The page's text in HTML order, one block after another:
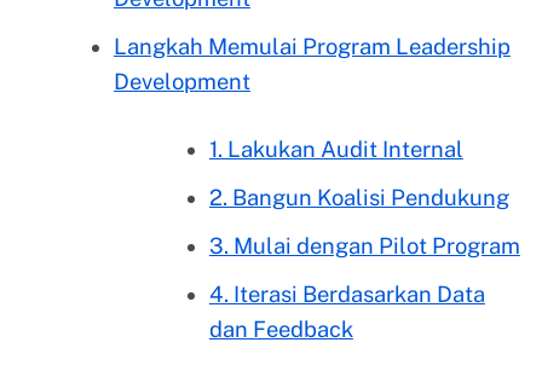
Langkah Memulai Program Leadership
Development
1. Lakukan Audit Internal
2. Bangun Koalisi Pendukung
3. Mulai dengan Pilot Program
4. Iterasi Berdasarkan Data
dan Feedback